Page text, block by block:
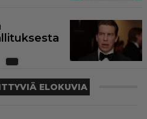
ELOKUVIA